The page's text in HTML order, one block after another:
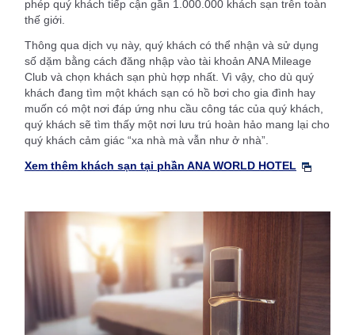
phép quý khách tiếp cận gần 1.000.000 khách sạn trên toàn
thế giới.
Thông qua dịch vụ này, quý khách có thể nhận và sử dụng
số dặm bằng cách đăng nhập vào tài khoản ANA Mileage
Club và chọn khách sạn phù hợp nhất. Vì vậy, cho dù quý
khách đang tìm một khách sạn có hồ bơi cho gia đình hay
muốn có một nơi đáp ứng nhu cầu công tác của quý khách,
quý khách sẽ tìm thấy một nơi lưu trú hoàn hảo mang lại cho
quý khách cảm giác “xa nhà mà vẫn như ở nhà”.
Xem thêm khách sạn tại phần ANA WORLD HOTEL